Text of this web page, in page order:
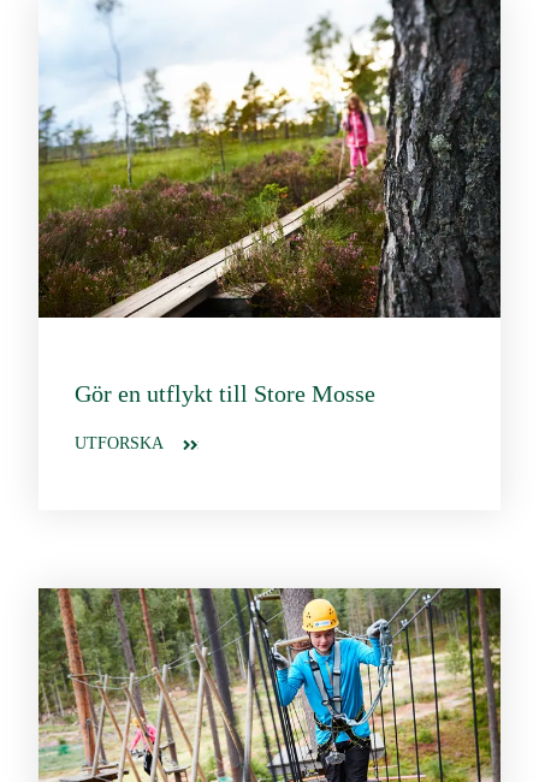
Gör en utflykt till Store Mosse
UTFORSKA